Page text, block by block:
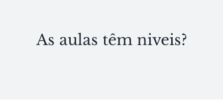
As aulas têm niveis?